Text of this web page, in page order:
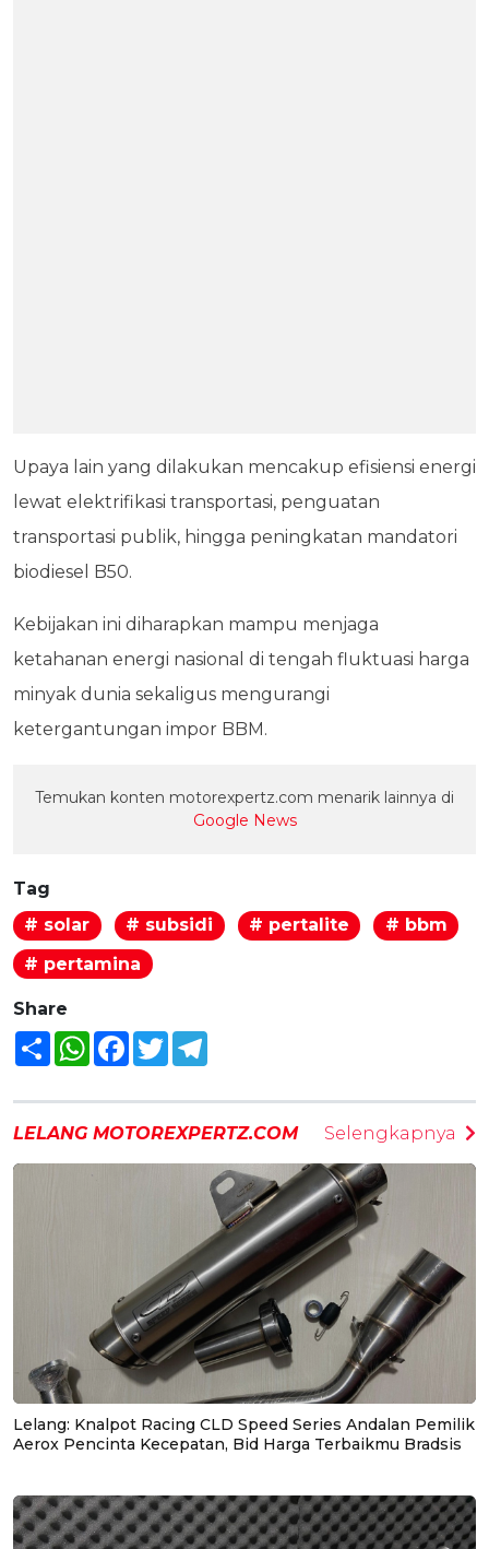
Upaya lain yang dilakukan mencakup efisiensi energi
lewat elektrifikasi transportasi, penguatan
transportasi publik, hingga peningkatan mandatori
biodiesel B50.
Kebijakan ini diharapkan mampu menjaga
ketahanan energi nasional di tengah fluktuasi harga
minyak dunia sekaligus mengurangi
ketergantungan impor BBM.
Temukan konten motorexpertz.com menarik lainnya di
Google News
Tag
# solar
# subsidi # pertalite
# bbm
# pertamina
Share
Share WhatsAppFacebook
Twitter
LELANG MOTOREXPERTZ.COM Selengkapnya
Lelang: Knalpot Racing CLD Speed Series Andalan Pemilik
Aerox Pencinta Kecepatan, Bid Harga Terbaikmu Bradsis